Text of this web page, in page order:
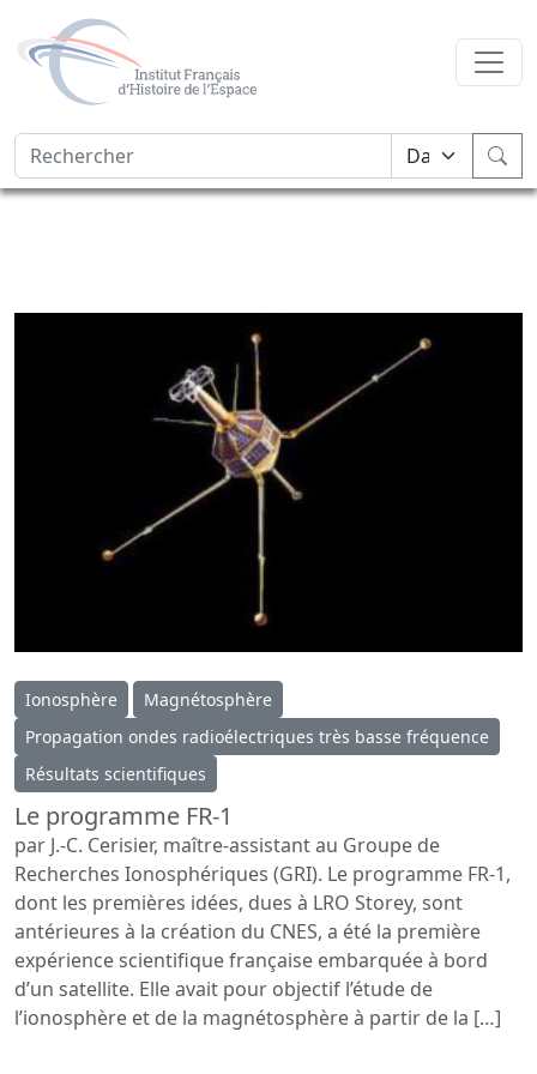
Ionosphère
Magnétosphère
Propagation ondes radioélectriques très basse fréquence
Résultats scientifiques
Le programme FR-1
par J.-C. Cerisier, maître-assistant au Groupe de
Recherches Ionosphériques (GRI). Le programme FR-1,
dont les premières idées, dues à LRO Storey, sont
antérieures à la création du CNES, a été la première
expérience scientifique française embarquée à bord
d’un satellite. Elle avait pour objectif l’étude de
l’ionosphère et de la magnétosphère à partir de la […]